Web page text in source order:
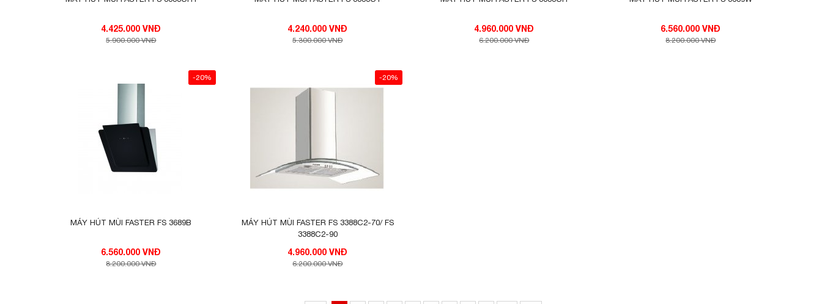
4.425.000 VNĐ
5.900.000 VNĐ
4.240.000 VNĐ
5.300.000 VNĐ
4.960.000 VNĐ
6.200.000 VNĐ
6.560.000 VNĐ
8.200.000 VNĐ
-20%
MÁY HÚT MÙI FASTER FS 3689B
6.560.000 VNĐ
8.200.000 VNĐ
-20%
MÁY HÚT MÙI FASTER FS 3388C2-70/ FS
3388C2-90
4.960.000 VNĐ
6.200.000 VNĐ